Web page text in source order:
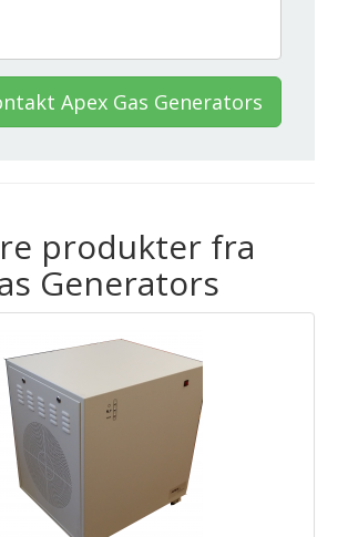
Apex Gas Generators
produkter fra
Generators